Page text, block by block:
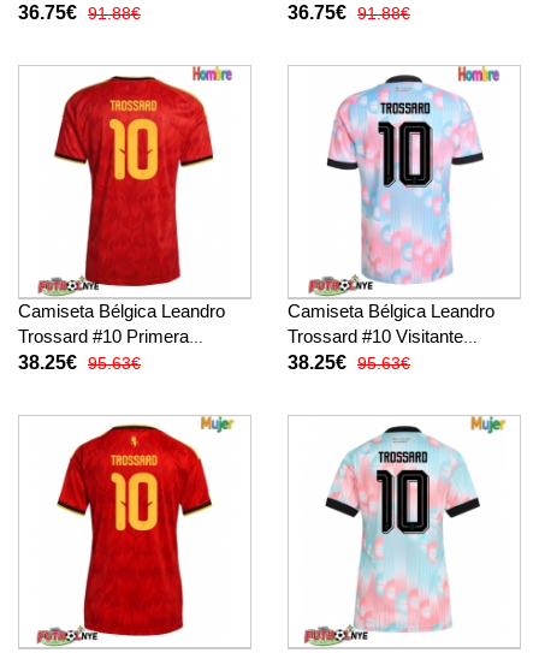
Equipación para niños
pantalones cortos)
36.75€ 91.88€
Equipación para niños
pantalones cortos)
36.75€ 91.88€
Camiseta Bélgica Leandro
Trossard #10 Primera
Equipación Mundial 2026
38.25€ 95.63€
Camiseta Bélgica Leandro
Trossard #10 Visitante
Equipación Mundial 2026
38.25€ 95.63€